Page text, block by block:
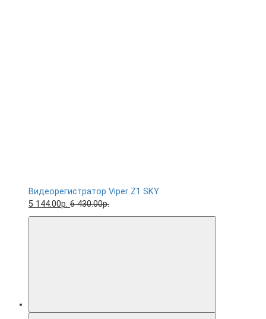
Видеорегистратор Viper Z1 SKY
5 144.00р. 6 430.00р.